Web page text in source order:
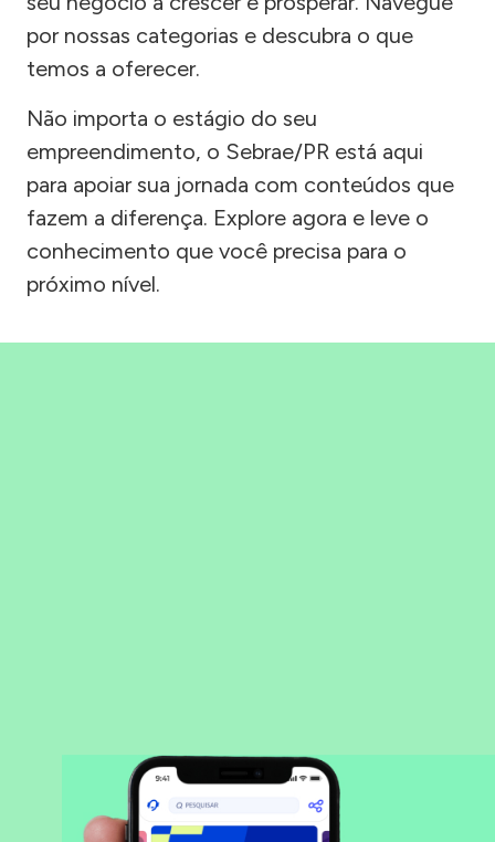
por nossas categorias e descubra o que
temos a oferecer.
Não importa o estágio do seu
empreendimento, o Sebrae/PR está aqui
para apoiar sua jornada com conteúdos que
fazem a diferença. Explore agora e leve o
conhecimento que você precisa para o
próximo nível.